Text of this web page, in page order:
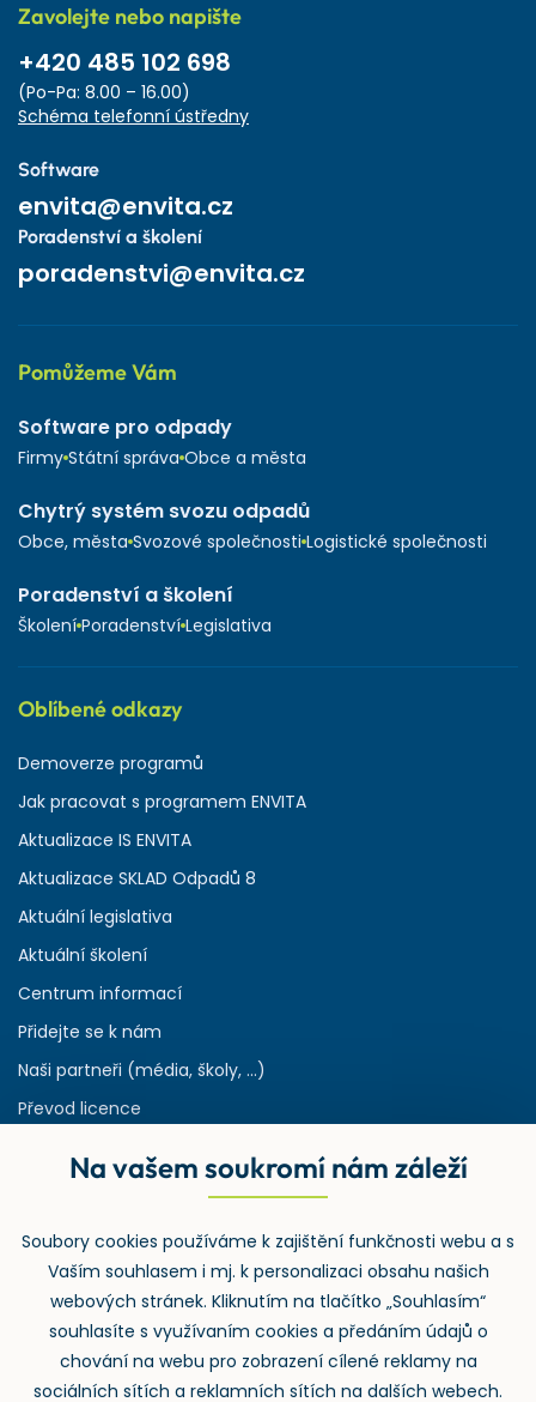
Zavolejte nebo napište
+420 485 102 698
(Po-Pa: 8.00 – 16.00)
Schéma telefonní ústředny
Software
envita@envita.cz
Poradenství a školení
poradenstvi@envita.cz
Pomůžeme Vám
Software pro odpady
Firmy Státní správa Obce a města
Chytrý systém svozu odpadů
Obce, města Svozové společnosti Logistické společnosti
Poradenství a školení
Školení Poradenství Legislativa
Oblíbené odkazy
Demoverze programů
Jak pracovat s programem ENVITA
Aktualizace IS ENVITA
Aktualizace SKLAD Odpadů 8
Aktuální legislativa
Aktuální školení
Centrum informací
Přidejte se k nám
Naši partneři (média, školy, ...)
Převod licence
Rejstřík používaných zkratek v odpadech
Zpětný odběr
Na vašem soukromí nám záleží
Soubory cookies používáme k zajištění funkčnosti webu a s
Vaším souhlasem i mj. k personalizaci obsahu našich
webových stránek. Kliknutím na tlačítko „Souhlasím“
souhlasíte s využívaním cookies a předáním údajů o
chování na webu pro zobrazení cílené reklamy na
sociálních sítích a reklamních sítích na dalších webech.